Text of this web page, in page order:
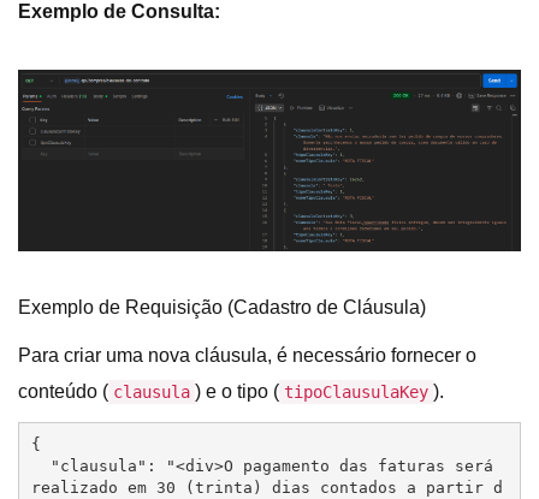
Exemplo de Consulta:
Exemplo de Requisição (Cadastro de Cláusula)
Para criar uma nova cláusula, é necessário fornecer o
conteúdo ( clausula ) e o tipo ( tipoClausulaKey ).
{
realizado em 30 (trinta) dias contados a partir d